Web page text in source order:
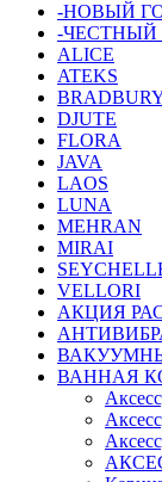
-НОВЫЙ
-ЧЕСТНЫЙ
ALICE
ATEKS
DJUTE
FLORA
JAVA
LAOS
LUNA
MEHRAN
MIRAI
VELLORI
АКЦИЯ
ВАННАЯ